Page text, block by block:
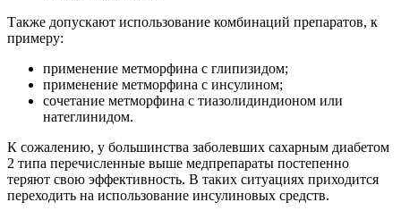
Также допускают использование комбинаций препаратов, к
примеру:
применение метморфина с глипизидом;
применение метморфина с инсулином;
сочетание метморфина с тиазолидиндионом или
натеглинидом.
К сожалению, у большинства заболевших сахарным диабетом
2 типа перечисленные выше медпрепараты постепенно
теряют свою эффективность. В таких ситуациях приходится
переходить на использование инсулиновых средств.